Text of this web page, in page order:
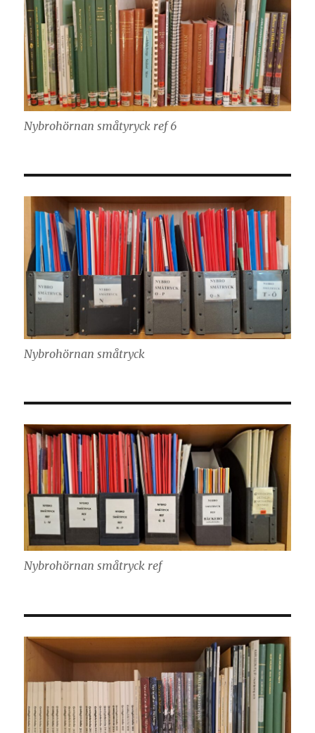
Nybrohörnan småtyryck ref 6
Nybrohörnan småtryck
Nybrohörnan småtryck ref